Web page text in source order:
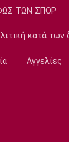
πάντα τον
ένα
ΤΩΝ ΣΠΟΡ
κατά των
Αγγελίες